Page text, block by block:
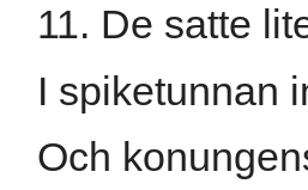
11. De satte
I spiketunnan
Och